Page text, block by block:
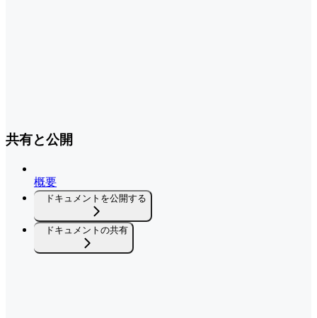
共有と公開
概要
ドキュメントを公開する
ドキュメントの共有